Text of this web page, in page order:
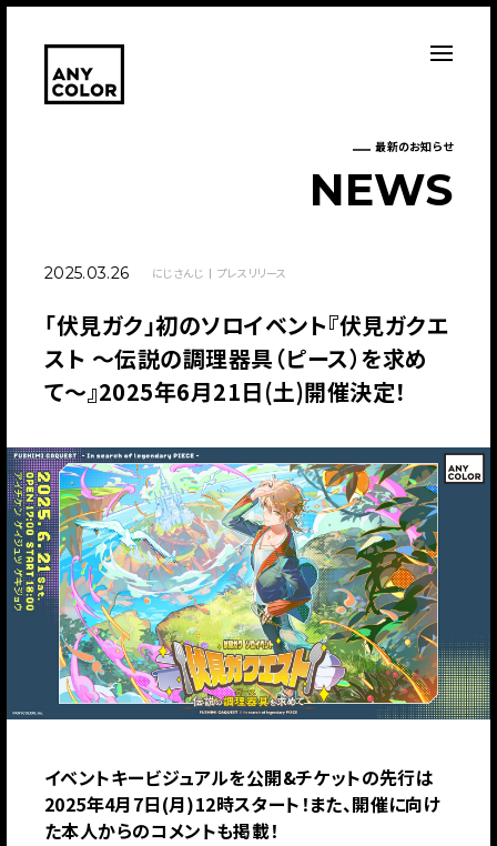
最新のお知らせ
NEWS
2025.03.26 にじさんじ プレスリリース
「伏見ガク」初のソロイベント『伏見ガクエ
スト 〜伝説の調理器具（ピース）を求め
て〜』2025年6月21日(土)開催決定！
イベントキービジュアルを公開&チケットの先行は
2025年4月7日(月)12時スタート！また、開催に向け
た本人からのコメントも掲載！